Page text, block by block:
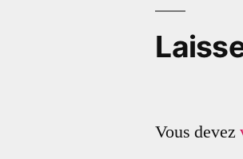
Vous devez